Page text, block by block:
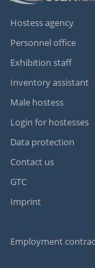
Hostess agency
Personnel office
Exhibition staff
Inventory assistant
Male hostess
Login for hostesses
Data protection
Contact us
GTC
Imprint
Employment